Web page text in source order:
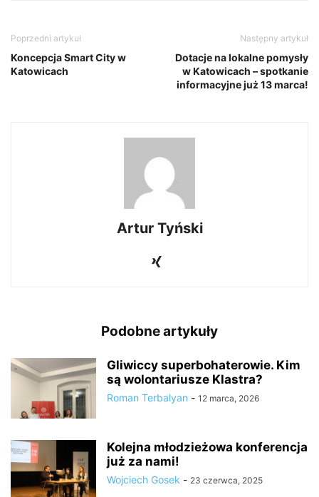
Poprzedni artykuł
Koncepcja Smart City w
Katowicach
Następny artykuł
Dotacje na lokalne pomysły
w Katowicach – spotkanie
informacyjne już 13 marca!
Artur Tyński
Podobne artykuły
Gliwiccy superbohaterowie. Kim
są wolontariusze Klastra?
Roman Terbalyan - 12 marca, 2026
Kolejna młodzieżowa konferencja
już za nami!
Wojciech Gosek - 23 czerwca, 2025